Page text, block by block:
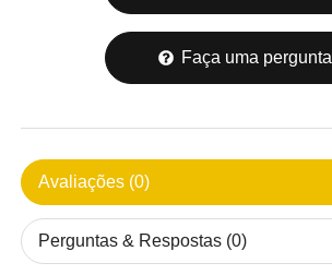
Faça uma pergunta
Avaliações (0)
Perguntas & Respostas (0)